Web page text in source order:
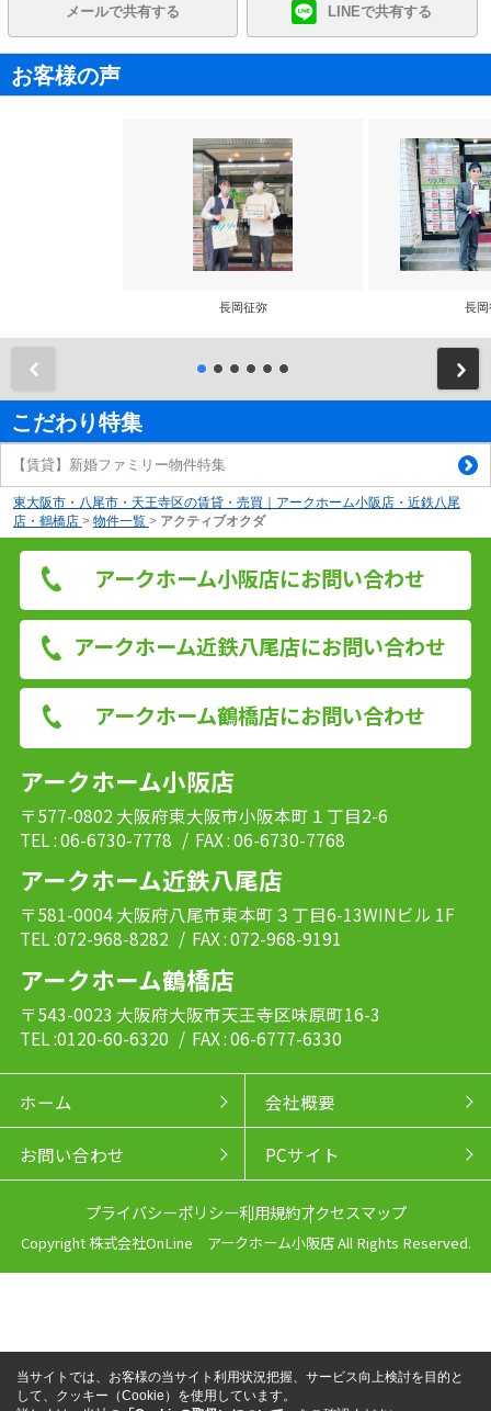
メールで共有する LINEで共有する
お客様の声
長岡征弥 長岡
こだわり特集
【賃貸】新婚ファミリー物件特集
東大阪市・八尾市・天王寺区の賃貸・売買｜アークホーム小阪店・近鉄八尾
店・鶴橋店 > 物件一覧 > アクティブオクダ
アークホーム小阪店にお問い合わせ
アークホーム近鉄八尾店にお問い合わせ
アークホーム鶴橋店にお問い合わせ
アークホーム小阪店
〒577-0802 大阪府東大阪市小阪本町１丁目2-6
TEL : 06-6730-7778 / FAX : 06-6730-7768
アークホーム近鉄八尾店
〒581-0004 大阪府八尾市東本町３丁目6-13WINビル 1F
TEL :072-968-8282 / FAX : 072-968-9191
アークホーム鶴橋店
〒543-0023 大阪府大阪市天王寺区味原町16-3
TEL :0120-60-6320 / FAX : 06-6777-6330
ホーム 会社概要
お問い合わせ PCサイト
プライバシーポリシー利用規約アクセスマップ
Copyright 株式会社OnLine アークホーム小阪店 All Rights Reserved.
当サイトでは、お客様の当サイト利用状況把握、サービス向上検討を目的と
して、クッキー（Cookie）を使用しています。